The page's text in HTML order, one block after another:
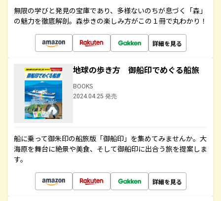
無限の学びと発見の宝庫であり、多様ないのちが息づく「森」
の魅力を徹底解剖。森歩きの楽しみ方がこの１冊で丸わかり！
詳細を見る
地球の歩き方 御船印でめぐる船旅
BOOKS
2024.04.25 発売
船に乗って御朱印の船旅版「御船印」を集めてみませんか。大
海原を舞台に絶景や美食、そして御船印に出合う旅を提案しま
す。
詳細を見る